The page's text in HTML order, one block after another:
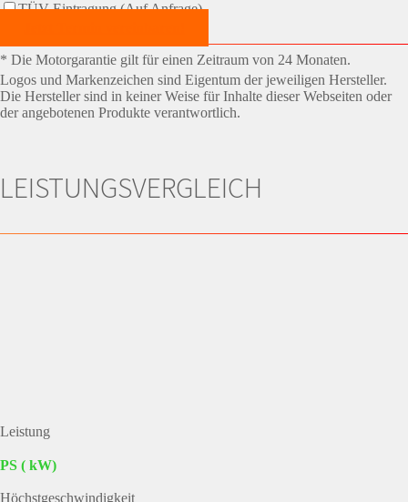
TÜV-Eintragung (Auf Anfrage)
* Die Motorgarantie gilt für einen Zeitraum von 24 Monaten.
Logos und Markenzeichen sind Eigentum der jeweiligen Hersteller.
Die Hersteller sind in keiner Weise für Inhalte dieser Webseiten oder
der angebotenen Produkte verantwortlich.
LEISTUNGSVERGLEICH
Leistung
PS ( kW)
Höchstgeschwindigkeit